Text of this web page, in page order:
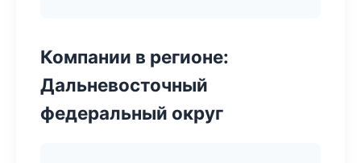
Компании в регионе:
Дальневосточный
федеральный округ